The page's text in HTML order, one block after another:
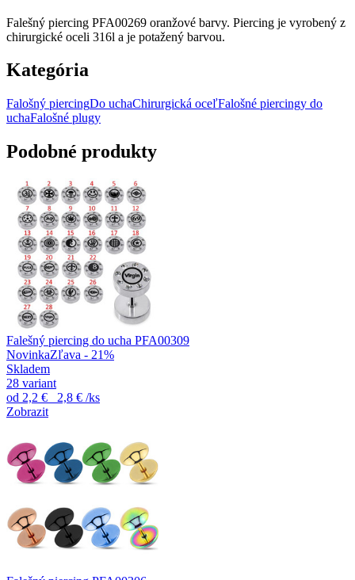
Falešný piercing PFA00269 oranžové barvy. Piercing je vyrobený z
chirurgické oceli 316l a je potažený barvou.
Kategória
Falošný piercingDo uchaChirurgická oceľFalošné piercingy do
uchaFalošné plugy
Podobné produkty
Falešný piercing do ucha PFA00309
NovinkaZľava - 21%
Skladem
28 variant
od 2,2 € 2,8 € /ks
Zobrazit